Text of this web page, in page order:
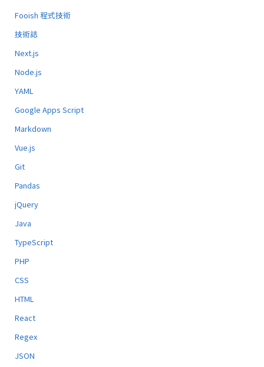
Fooish 程式技術
技術誌
Next.js
Node.js
YAML
Google Apps Script
Markdown
Vue.js
Git
Pandas
jQuery
Java
TypeScript
PHP
CSS
HTML
React
Regex
JSON